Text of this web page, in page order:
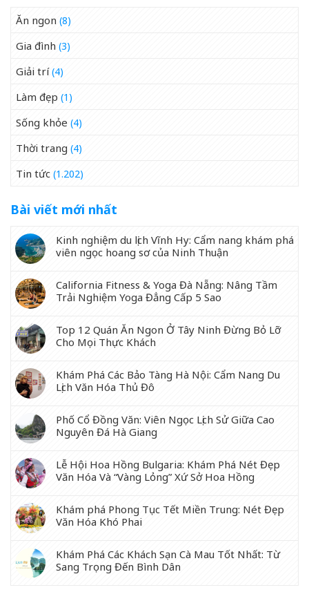
Ăn ngon (8)
Gia đình (3)
Giải trí(4)
Làm đẹp (1)
Sống khỏe (4)
Thời trang (4)
Tin tức (1.202)
Bài viết mới nhất
Kinh nghiệm du lịch Vĩnh Hy: Cẩm nang khám phá
viên ngọc hoang sơ của Ninh Thuận
California Fitness & Yoga Đà Nẵng: Nâng Tầm
Trải Nghiệm Yoga Đẳng Cấp 5 Sao
Top 12 Quán Ăn Ngon Ở Tây Ninh Đừng Bỏ Lỡ
Cho Mọi Thực Khách
Khám Phá Các Bảo Tàng Hà Nội: Cẩm Nang Du
Lịch Văn Hóa Thủ Đô
Phố Cổ Đồng Văn: Viên Ngọc Lịch Sử Giữa Cao
Nguyên Đá Hà Giang
Lễ Hội Hoa Hồng Bulgaria: Khám Phá Nét Đẹp
Văn Hóa Và “Vàng Lỏng” Xứ Sở Hoa Hồng
Khám phá Phong Tục Tết Miền Trung: Nét Đẹp
Văn Hóa Khó Phai
Khám Phá Các Khách Sạn Cà Mau Tốt Nhất: Từ
Sang Trọng Đến Bình Dân